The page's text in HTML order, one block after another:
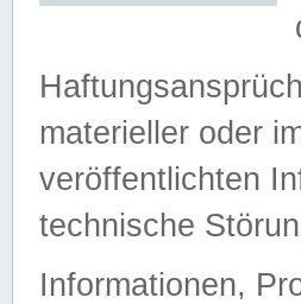
materieller oder
veröffentlichten
technische
Informationen,